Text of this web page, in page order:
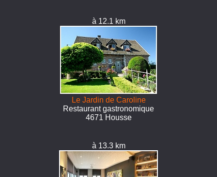
à 12.1 km
Le Jardin de Caroline
Restaurant gastronomique
4671 Housse
à 13.3 km